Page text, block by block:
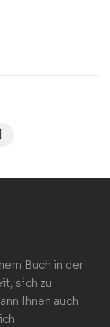
Buch in der
sich zu
Ihnen auch